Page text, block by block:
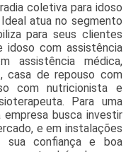
coletiva para idoso
Ideal atua no segmento
para seus clientes
idoso com assistência
assistência médica,
casa de repouso com
com nutricionista e
Para uma
busca investir
e em instalações
sua confiança e boa